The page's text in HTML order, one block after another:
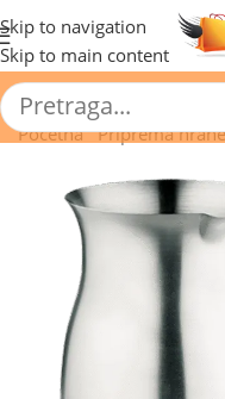
Skip to navigation
Skip to main content
🔥
Početna/ Priprema hrane